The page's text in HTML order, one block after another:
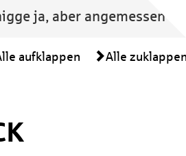
ja, aber angemessen
aufklappen Alle